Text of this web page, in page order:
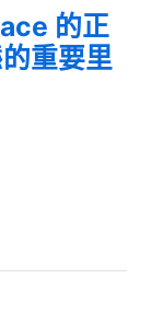
的正
重要里